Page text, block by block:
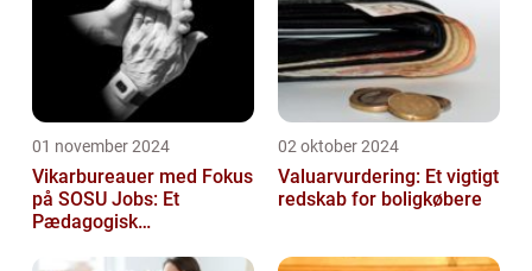
01 november 2024
Vikarbureauer med Fokus
på SOSU Jobs: Et
Pædagogisk
02 oktober 2024
Valuarvurdering: Et vigtigt
redskab for boligkøbere